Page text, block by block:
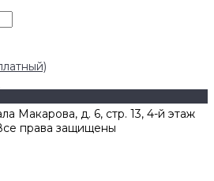
Макарова, д. 6, стр. 13, 4-й этаж
права защищены